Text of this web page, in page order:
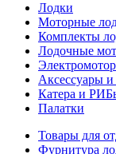
Лодки
Моторные
Комплекты
Лодочные
Аксессуары и
Катера и
Палатки
Товары для
Фурнитура